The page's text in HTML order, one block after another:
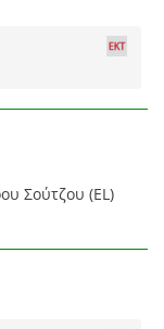
Σούτζου (EL)